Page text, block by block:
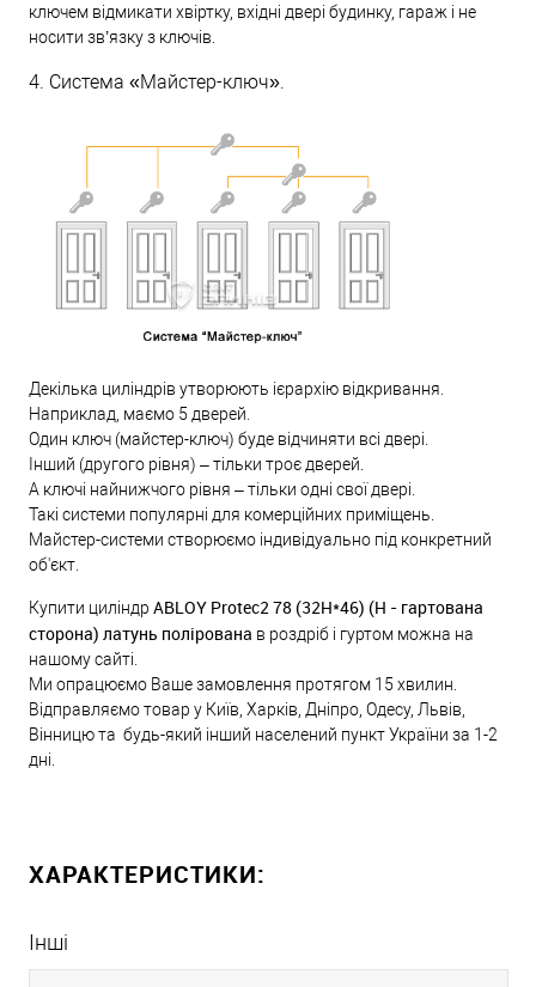
ключем відмикати хвіртку, вхідні двері будинку, гараж і не
носити зв’язку з ключів.
4. Система «Майстер-ключ».
Декілька циліндрів утворюють ієрархію відкривання.
Наприклад, маємо 5 дверей.
Один ключ (майстер-ключ) буде відчиняти всі двері.
Інший (другого рівня) – тільки троє дверей.
А ключі найнижчого рівня – тільки одні свої двері.
Такі системи популярні для комерційних приміщень.
Майстер-системи створюємо індивідуально під конкретний
об'єкт.
Купити циліндр ABLOY Protec2 78 (32H*46) (H - гартована
сторона) латунь полірована в роздріб і гуртом можна на
нашому сайті.
Ми опрацюємо Ваше замовлення протягом 15 хвилин.
Відправляємо товар у Київ, Харків, Дніпро, Одесу, Львів,
Вінницю та будь-який інший населений пункт України за 1-2
дні.
ХАРАКТЕРИСТИКИ:
Інші